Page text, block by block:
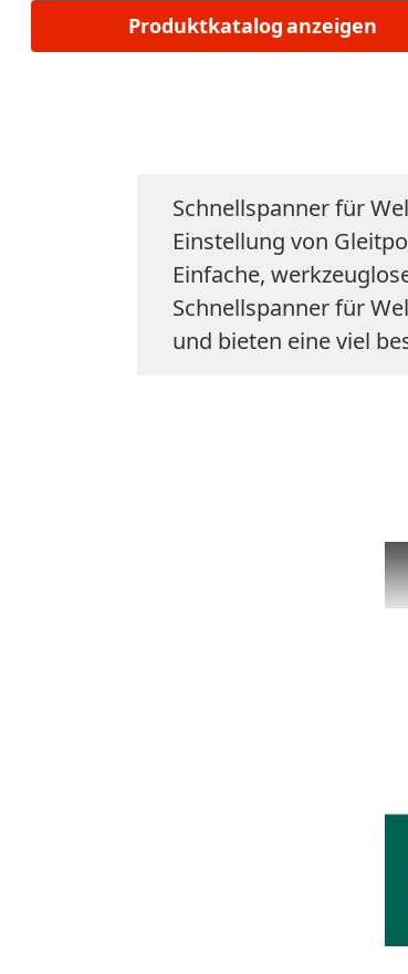
Produktkatalog anzeigen
Schnellspanner für
Einstellung von
Einfache,
Schnellspanner für
und bieten eine viel